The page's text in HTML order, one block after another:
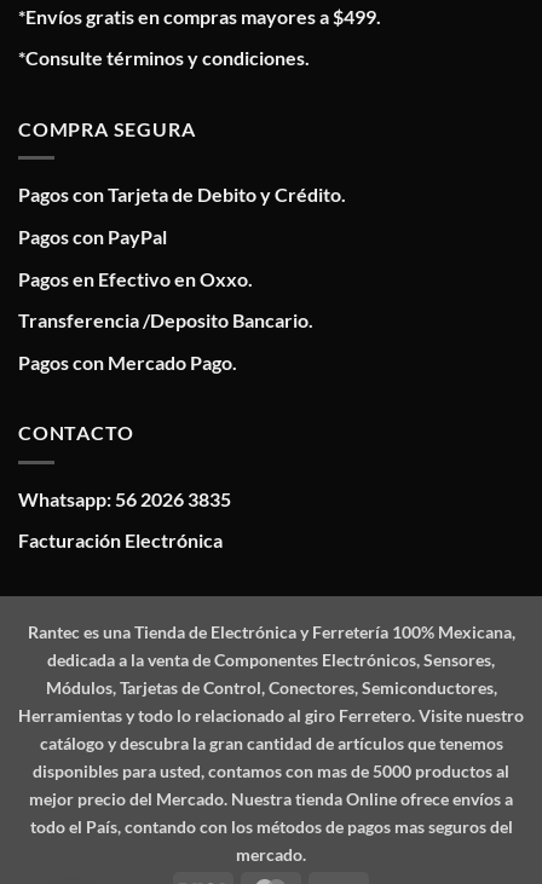
*Envíos gratis en compras mayores a $499.
*Consulte términos y condiciones.
COMPRA SEGURA
Pagos con Tarjeta de Debito y Crédito.
Pagos con PayPal
Pagos en Efectivo en Oxxo.
Transferencia /Deposito Bancario.
Pagos con Mercado Pago.
CONTACTO
Whatsapp: 56 2026 3835
Facturación Electrónica
Ranteces una Tienda de Electrónica y Ferretería 100% Mexicana,
dedicada a la venta de Componentes Electrónicos, Sensores,
Módulos, Tarjetas de Control, Conectores, Semiconductores,
Herramientas y todo lo relacionado al giro Ferretero. Visite nuestro
catálogo y descubra la gran cantidad de artículos que tenemos
disponibles para usted, contamos con mas de 5000 productos al
mejor precio del Mercado. Nuestra tienda Online ofrece envíos a
todo el País, contando con los métodos de pagos mas seguros del
mercado.